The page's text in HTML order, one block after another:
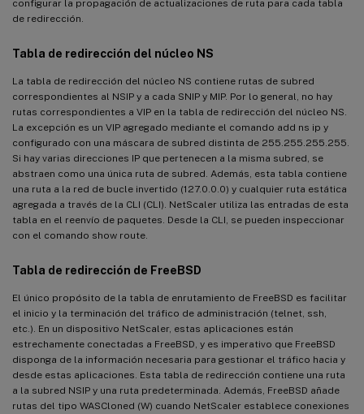
configurar la propagación de actualizaciones de ruta para cada tabla
de redirección.
Tabla de redirección del núcleo NS
La tabla de redirección del núcleo NS contiene rutas de subred
correspondientes al NSIP y a cada SNIP y MIP. Por lo general, no hay
rutas correspondientes a VIP en la tabla de redirección del núcleo NS.
La excepción es un VIP agregado mediante el comando add ns ip y
configurado con una máscara de subred distinta de 255.255.255.255.
Si hay varias direcciones IP que pertenecen a la misma subred, se
abstraen como una única ruta de subred. Además, esta tabla contiene
una ruta a la red de bucle invertido (127.0.0.0) y cualquier ruta estática
agregada a través de la CLI (CLI). NetScaler utiliza las entradas de esta
tabla en el reenvío de paquetes. Desde la CLI, se pueden inspeccionar
con el comando show route.
Tabla de redirección de FreeBSD
El único propósito de la tabla de enrutamiento de FreeBSD es facilitar
el inicio y la terminación del tráfico de administración (telnet, ssh,
etc.). En un dispositivo NetScaler, estas aplicaciones están
estrechamente conectadas a FreeBSD, y es imperativo que FreeBSD
disponga de la información necesaria para gestionar el tráfico hacia y
desde estas aplicaciones. Esta tabla de redirección contiene una ruta
a la subred NSIP y una ruta predeterminada. Además, FreeBSD añade
rutas del tipo WASCloned (W) cuando NetScaler establece conexiones